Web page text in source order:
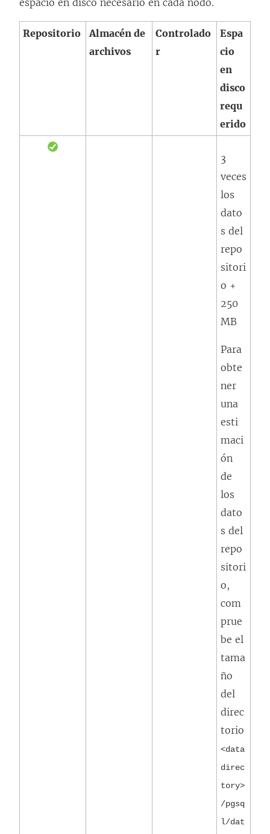
espacio en disco necesario en cada nodo.
Repositorio
Almacén de
archivos
Controlado
r
Espa
cio
en
disco
requ
erido
3
veces
los
dato
s del
repo
sitori
o +
250
MB
Para
obte
ner
una
esti
maci
ón
de
los
dato
s del
repo
sitori
o,
com
prue
be el
tama
ño
del
direc
torio
<data
direc
tory>
/pgsq
l/dat